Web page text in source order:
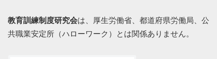
教育訓練制度研究会は、厚生労働省、都道府県労働局、公
共職業安定所（ハローワーク）とは関係ありません。